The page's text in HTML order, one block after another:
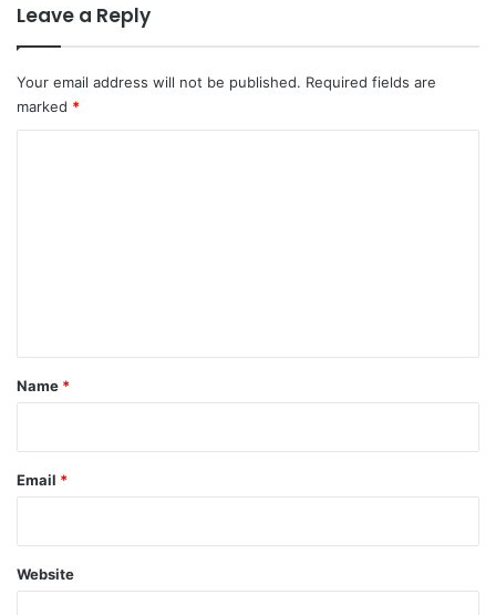
Leave a Reply
Your email address will not be published. Required fields are
marked *
*
Name *
Email *
Website